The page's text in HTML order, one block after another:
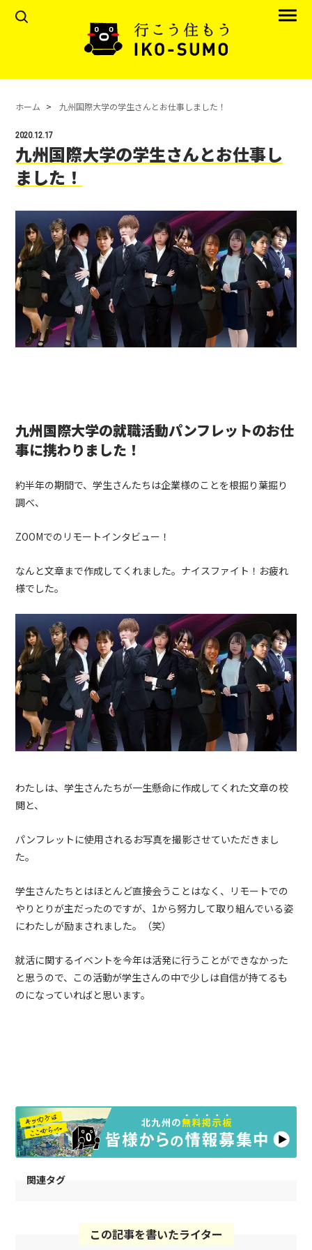
ホーム 九州国際大学の学生さんとお仕事しました！
2020.12.17
九州国際大学の学生さんとお仕事し
ました！
九州国際大学の就職活動パンフレットのお仕
事に携わりました！
約半年の期間で、学生さんたちは企業様のことを根掘り葉掘り
調べ、
ZOOMでのリモートインタビュー！
なんと文章まで作成してくれました。ナイスファイト！お疲れ
様でした。
わたしは、学生さんたちが一生懸命に作成してくれた文章の校
閲と、
パンフレットに使用されるお写真を撮影させていただきまし
た。
学生さんたちとはほとんど直接会うことはなく、リモートでの
やりとりが主だったのですが、1から努力して取り組んでいる姿
にわたしが励まされました。（笑）
就活に関するイベントを今年は活発に行うことができなかった
と思うので、この活動が学生さんの中で少しは自信が持てるも
のになっていればと思います。
関連タグ
この記事を書いたライター